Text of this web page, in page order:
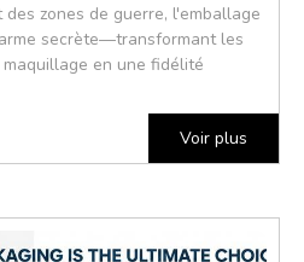
zones de guerre, l'emballage
secrète—transformant les
en une fidélité
Voir plus